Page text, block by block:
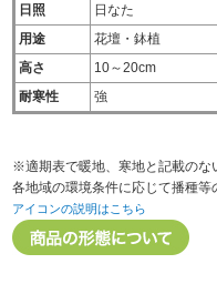
日照
日なた
用途
花壇・鉢植
高さ
10～20cm
耐寒性
強
※適期表で暖地、寒地と記載のな
各地域の環境条件に応じて播種等
アイコンの説明はこちら